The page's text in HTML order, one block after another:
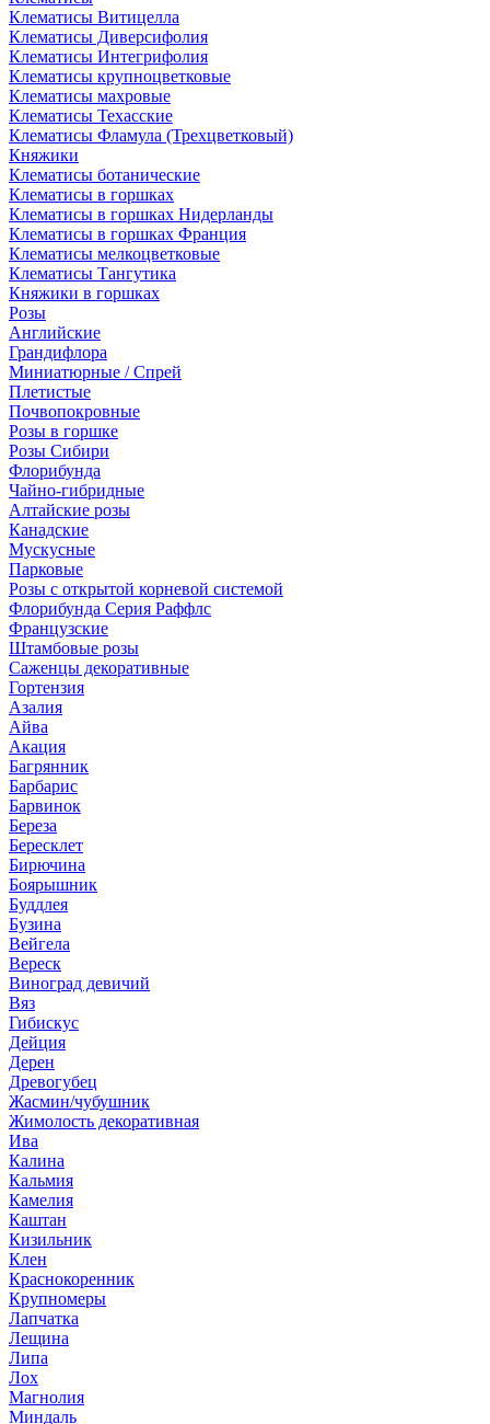
Клематисы Витицелла
Клематисы Диверсифолия
Клематисы Интегрифолия
Клематисы крупноцветковые
Клематисы махровые
Клематисы Техасские
Клематисы Фламула (Трехцветковый)
Княжики
Клематисы ботанические
Клематисы в горшках
Клематисы в горшках Нидерланды
Клематисы в горшках Франция
Клематисы мелкоцветковые
Клематисы Тангутика
Княжики в горшках
Розы
Английские
Грандифлора
Миниатюрные / Спрей
Плетистые
Почвопокровные
Розы в горшке
Розы Сибири
Флорибунда
Чайно-гибридные
Алтайские розы
Канадские
Мускусные
Парковые
Розы с открытой корневой системой
Флорибунда Серия Раффлс
Французские
Штамбовые розы
Саженцы декоративные
Гортензия
Азалия
Айва
Акация
Багрянник
Барбарис
Барвинок
Береза
Бересклет
Бирючина
Боярышник
Буддлея
Бузина
Вейгела
Вереск
Виноград девичий
Вяз
Гибискус
Дейция
Дерен
Древогубец
Жасмин/чубушник
Жимолость декоративная
Ива
Калина
Кальмия
Камелия
Каштан
Кизильник
Клен
Краснокоренник
Крупномеры
Лапчатка
Лещина
Липа
Лох
Магнолия
Миндаль